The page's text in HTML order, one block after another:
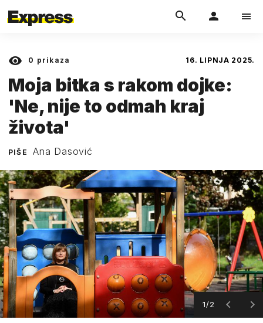
0 prikaza 16. LIPNJA 2025.
Moja bitka s rakom dojke:
'Ne, nije to odmah kraj
života'
PIŠE Ana Dasović
1/2